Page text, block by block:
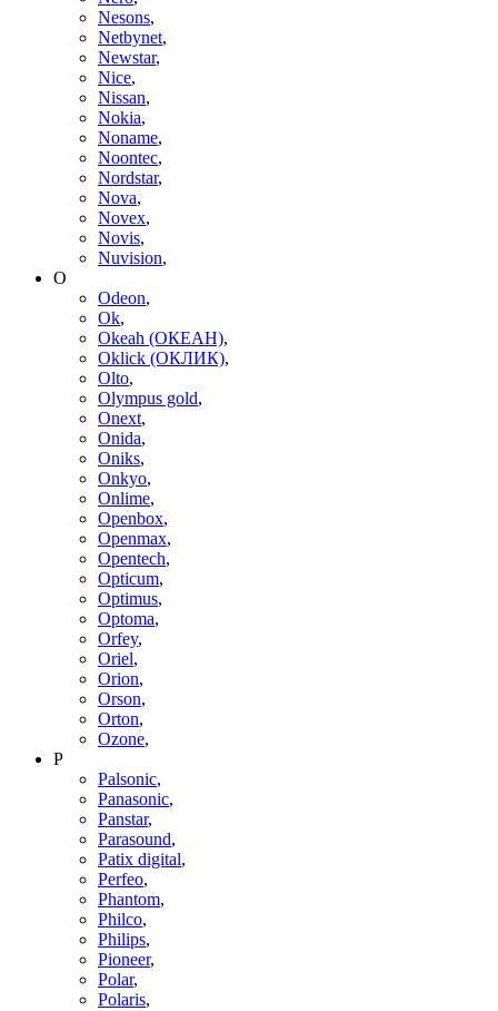
Nesons,
Netbynet,
Newstar,
Nice,
Nissan,
Nokia,
Noname,
Noontec,
Nordstar,
Nova,
Novex,
Novis,
Nuvision,
O
Odeon,
Ok,
Okeah (ОКЕАН),
Oklick (ОКЛИК),
Olto,
Olympus gold,
Onext,
Onida,
Oniks,
Onkyo,
Onlime,
Openbox,
Openmax,
Opentech,
Opticum,
Optimus,
Optoma,
Orfey,
Oriel,
Orion,
Orson,
Orton,
Ozone,
P
Palsonic,
Panasonic,
Panstar,
Parasound,
Patix digital,
Perfeo,
Phantom,
Philco,
Philips,
Pioneer,
Polar,
Polaris,